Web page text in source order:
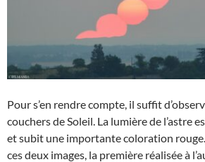
Pour s’en rendre compte, il suffit
couchers de Soleil. La lumière de l’astre
et subit une importante coloration
ces deux images, la première réalisée à